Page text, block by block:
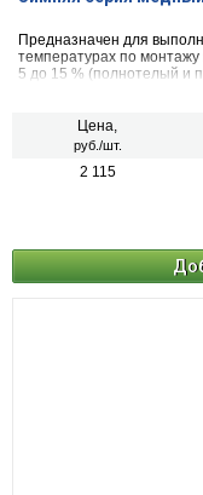
Предназначен для
температурах по
5 до 15 % (полнотелый и
Цена,
руб./шт.
2 115